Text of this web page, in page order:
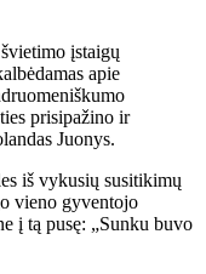
įstaigų
apie
prisipažino ir
Juonys.
iš vykusių susitikimų
vieno gyventojo
į tą pusę: „Sunku buvo